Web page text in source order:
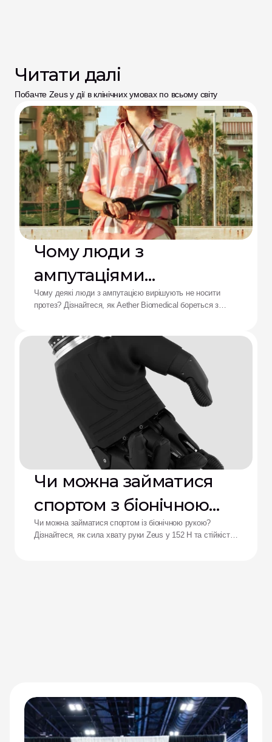
Читати далі
Побачте Zeus у дії в клінічних умовах по всьому світу
Чому люди з
ампутаціями
відмовляються від
Aether
Чому деякі люди з ампутацією вирішують не носити
протез? Дізнайтеся, як Aether Biomedical бореться з
Чи можна займатися
спортом з біонічною
рукою?
Чи можна займатися спортом із біонічною рукою?
Дізнайтеся, як сила хвату руки Zeus у 152 Н та стійкість